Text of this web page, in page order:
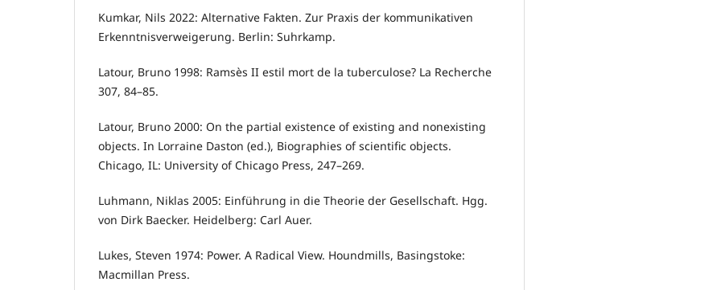
Kumkar, Nils 2022: Alternative Fakten. Zur Praxis der kommunikativen
Erkenntnisverweigerung. Berlin: Suhrkamp.
Latour, Bruno 1998: Ramsès II estil mort de la tuberculose? La Recherche
307, 84–85.
Latour, Bruno 2000: On the partial existence of existing and nonexisting
objects. In Lorraine Daston (ed.), Biographies of scientific objects.
Chicago, IL: University of Chicago Press, 247–269.
Luhmann, Niklas 2005: Einführung in die Theorie der Gesellschaft. Hgg.
von Dirk Baecker. Heidelberg: Carl Auer.
Lukes, Steven 1974: Power. A Radical View. Houndmills, Basingstoke:
Macmillan Press.